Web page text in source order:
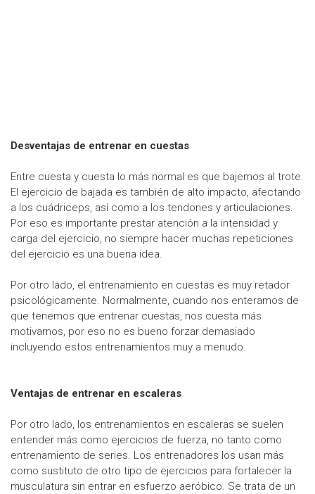
Desventajas de entrenar en cuestas
Entre cuesta y cuesta lo más normal es que bajemos al trote.
El ejercicio de bajada es también de alto impacto, afectando
a los cuádriceps, así como a los tendones y articulaciones.
Por eso es importante prestar atención a la intensidad y
carga del ejercicio, no siempre hacer muchas repeticiones
del ejercicio es una buena idea.
Por otro lado, el entrenamiento en cuestas es muy retador
psicológicamente. Normalmente, cuando nos enteramos de
que tenemos que entrenar cuestas, nos cuesta más
motivarnos, por eso no es bueno forzar demasiado
incluyendo estos entrenamientos muy a menudo.
Ventajas de entrenar en escaleras
Por otro lado, los entrenamientos en escaleras se suelen
entender más como ejercicios de fuerza, no tanto como
entrenamiento de series. Los entrenadores los usan más
como sustituto de otro tipo de ejercicios para fortalecer la
musculatura sin entrar en esfuerzo aeróbico. Se trata de un